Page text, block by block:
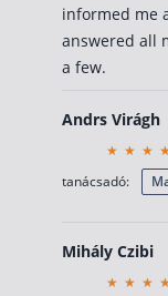
informed me
answered all
a few.
Andrs Virágh
tanácsadó:
Mihály Czibi